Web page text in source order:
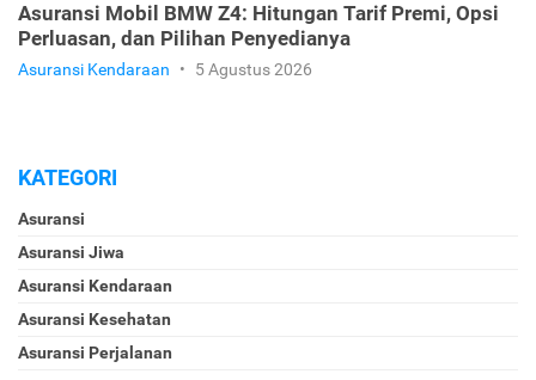
Asuransi Mobil BMW Z4: Hitungan Tarif Premi, Opsi
Perluasan, dan Pilihan Penyedianya
Asuransi Kendaraan • 5 Agustus 2026
KATEGORI
Asuransi
Asuransi Jiwa
Asuransi Kendaraan
Asuransi Kesehatan
Asuransi Perjalanan